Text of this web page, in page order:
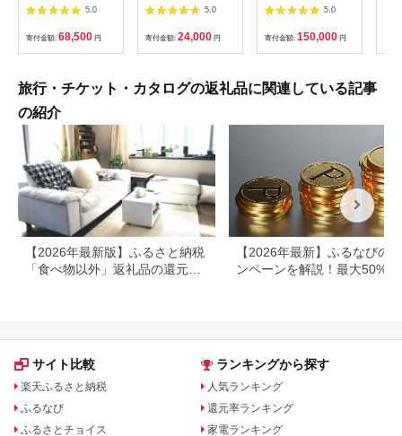
屋台ペア お食事券 海
鮮 海 屋台 食事 ペア
福岡県 岡垣町
5.0
寄付金額: 68,500 円
験チケット
【1364991】
5.0
寄付金額: 24,000 円
ルフ チケット 平日 土
日 祝日 プレー券 関東
群馬県 首都圏 F20E-
382
5.0
寄付金額: 150,000 円
旅行・チケット・カタログの返礼品に関連している記事
の紹介
【2026年最新版】ふるさと納税
「食べ物以外」返礼品の還元率
【2026年最新】ふるなびの
ンペーンを解説！最大50%還
サイト比較
楽天ふるさと納税
ふるなび
ふるさとチョイス
ランキングから探す
人気ランキング
還元率ランキング
家電ランキング